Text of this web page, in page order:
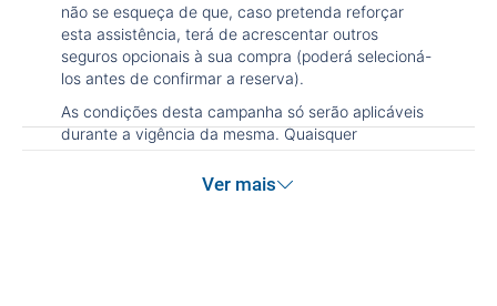
não se esqueça de que, caso pretenda reforçar
esta assistência, terá de acrescentar outros
seguros opcionais à sua compra (poderá selecioná-
los antes de confirmar a reserva).
As condições desta campanha só serão aplicáveis
durante a vigência da mesma. Quaisquer
após terminada esta campanha não serão
Ver mais